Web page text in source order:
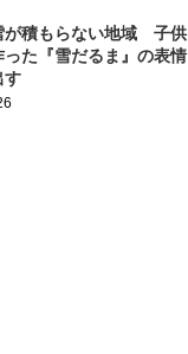
が積もらない地域 子供
った『雪だるま』の表情
す